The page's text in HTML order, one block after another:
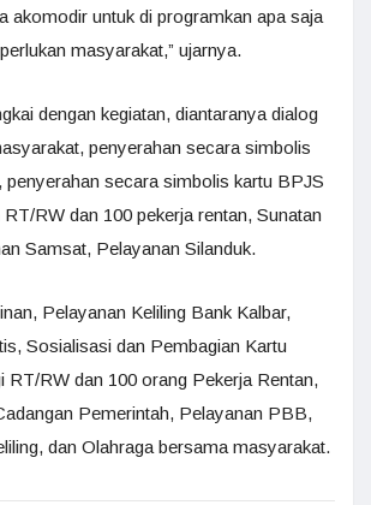
akomodir untuk di programkan apa saja
masyarakat,” ujarnya.
dengan kegiatan, diantaranya dialog
penyerahan secara simbolis
penyerahan secara simbolis kartu BPJS
RT/RW dan 100 pekerja rentan, Sunatan
Samsat, Pelayanan Silanduk.
Pelayanan Keliling Bank Kalbar,
Sosialisasi dan Pembagian Kartu
RT/RW dan 100 orang Pekerja Rentan,
Pemerintah, Pelayanan PBB,
dan Olahraga bersama masyarakat.